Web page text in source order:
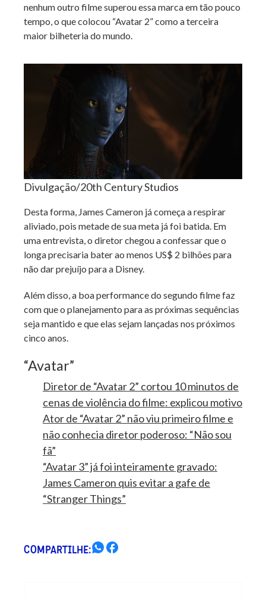
nenhum outro filme superou essa marca em tão pouco
tempo, o que colocou “Avatar 2” como a terceira
maior bilheteria do mundo.
Divulgação/20th Century Studios
Desta forma, James Cameron já começa a respirar
aliviado, pois metade de sua meta já foi batida. Em
uma entrevista, o diretor chegou a confessar que o
longa precisaria bater ao menos US$ 2 bilhões para
não dar prejuíjo para a Disney.
Além disso, a boa performance do segundo filme faz
com que o planejamento para as próximas sequências
seja mantido e que elas sejam lançadas nos próximos
cinco anos.
“Avatar”
Diretor de “Avatar 2” cortou 10 minutos de
cenas de violência do filme: explicou motivo
Ator de “Avatar 2” não viu primeiro filme e
não conhecia diretor poderoso: “Não sou
fã”
“Avatar 3” já foi inteiramente gravado:
James Cameron quis evitar a gafe de
“Stranger Things”
COMPARTILHE: